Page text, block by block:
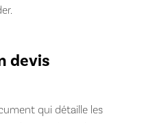
devis
qui détaille les